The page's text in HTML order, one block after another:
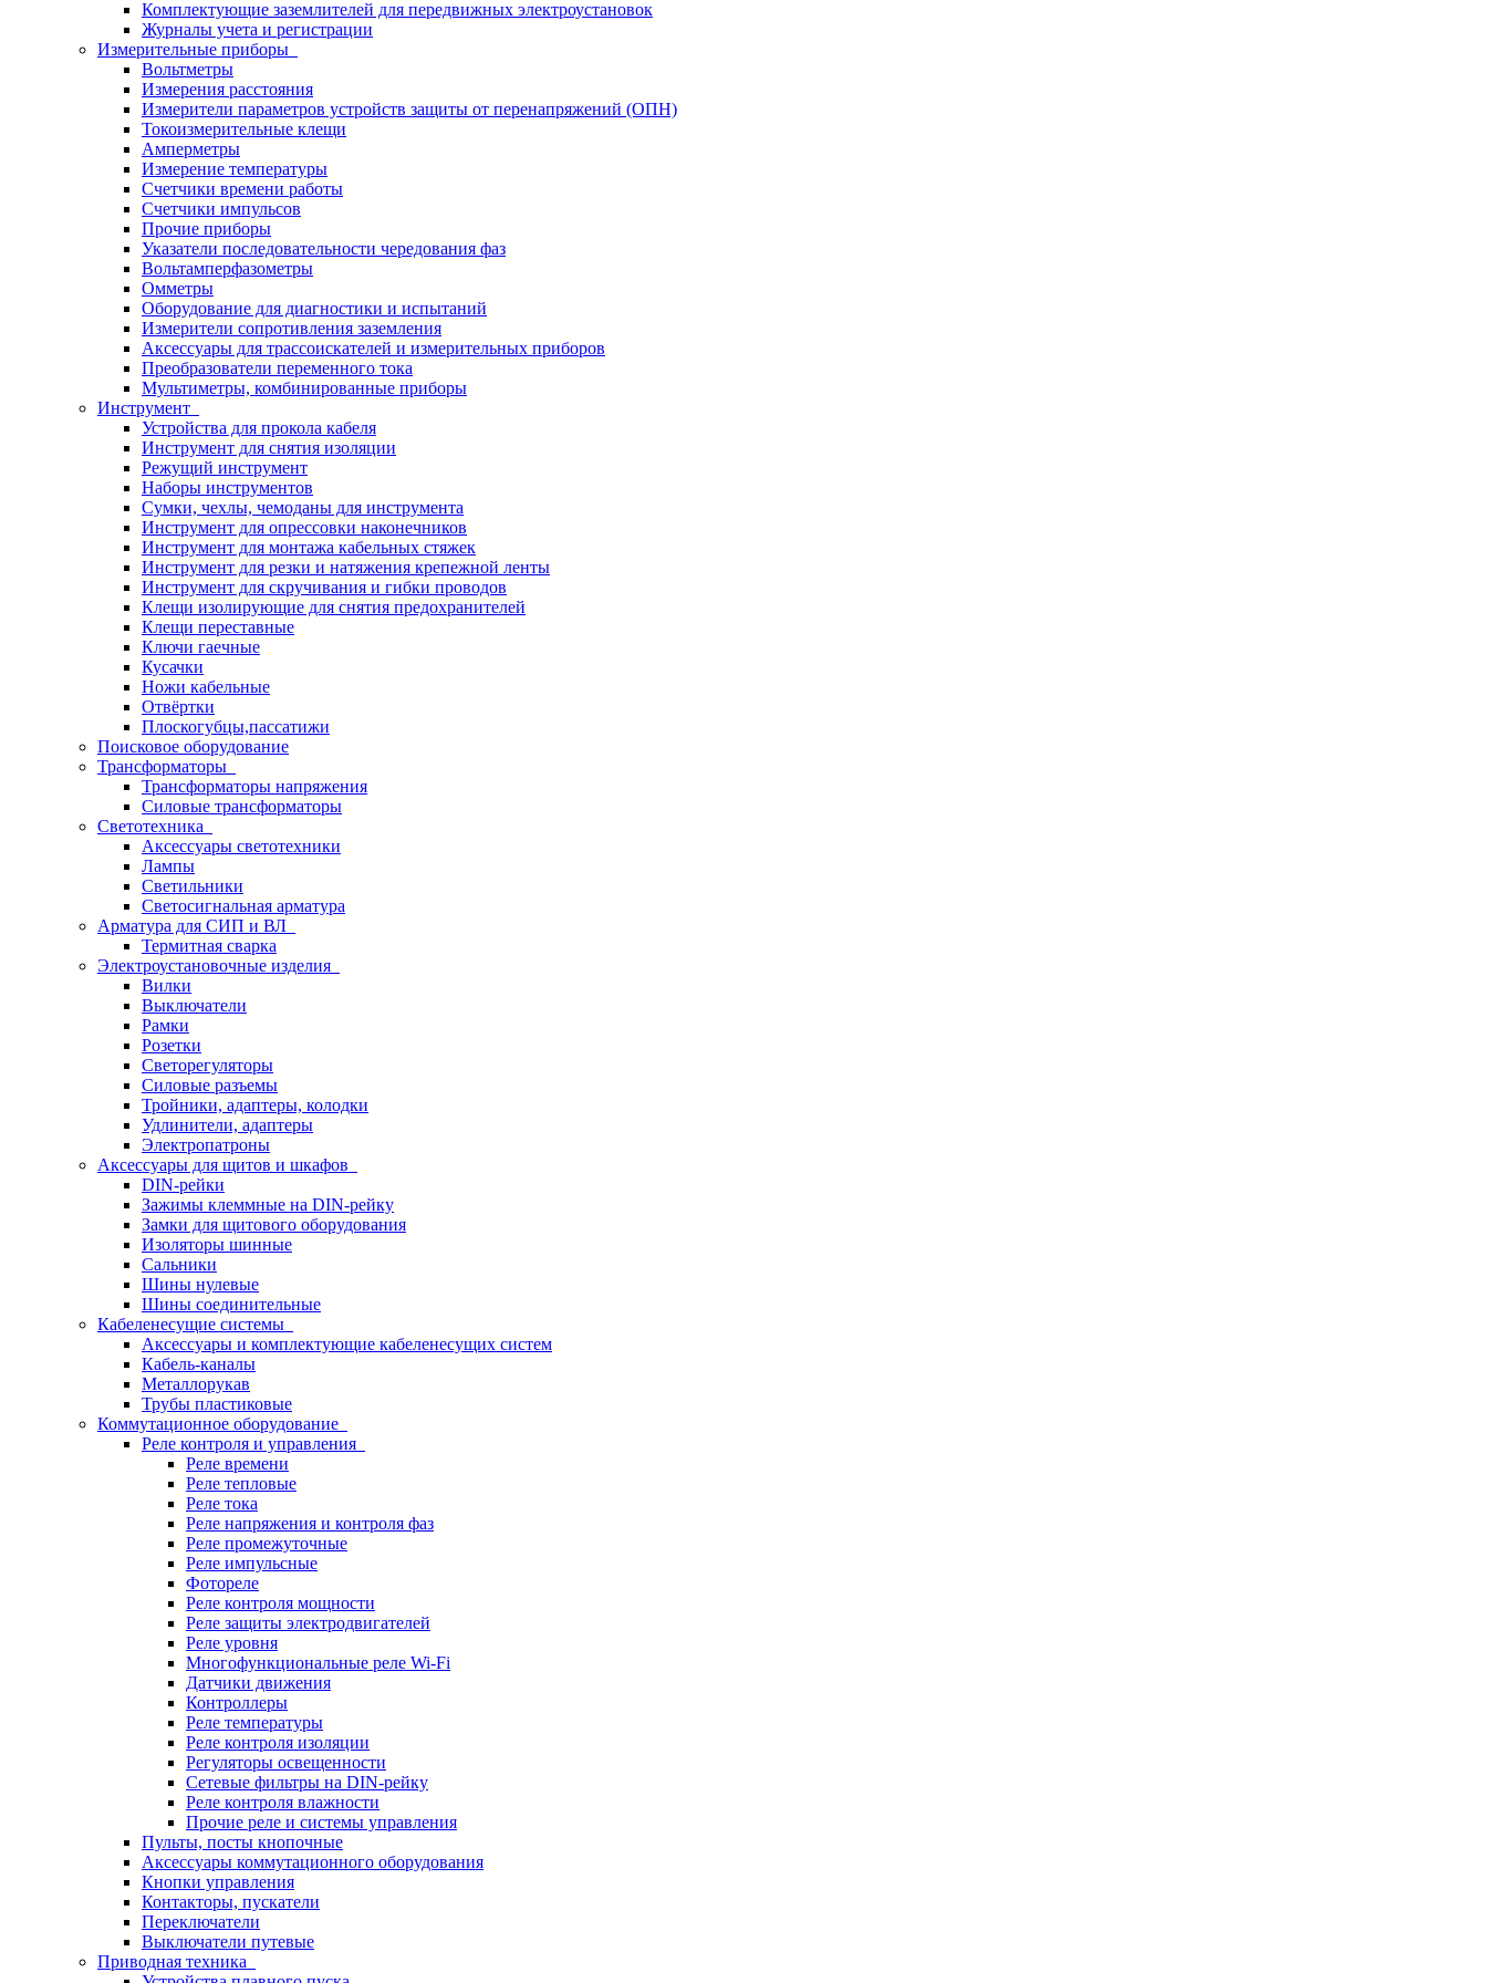
Комплектующие заземлителей для передвижных электроустановок
Журналы учета и регистрации
Измерительные приборы
Вольтметры
Измерения расстояния
Измерители параметров устройств защиты от перенапряжений (ОПН)
Токоизмерительные клещи
Амперметры
Измерение температуры
Счетчики времени работы
Счетчики импульсов
Прочие приборы
Указатели последовательности чередования фаз
Вольтамперфазометры
Омметры
Оборудование для диагностики и испытаний
Измерители сопротивления заземления
Аксессуары для трассоискателей и измерительных приборов
Преобразователи переменного тока
Мультиметры, комбинированные приборы
Инструмент
Устройства для прокола кабеля
Инструмент для снятия изоляции
Режущий инструмент
Наборы инструментов
Сумки, чехлы, чемоданы для инструмента
Инструмент для опрессовки наконечников
Инструмент для монтажа кабельных стяжек
Инструмент для резки и натяжения крепежной ленты
Инструмент для скручивания и гибки проводов
Клещи изолирующие для снятия предохранителей
Клещи переставные
Ключи гаечные
Кусачки
Ножи кабельные
Отвёртки
Плоскогубцы,пассатижи
Поисковое оборудование
Трансформаторы
Трансформаторы напряжения
Силовые трансформаторы
Светотехника
Аксессуары светотехники
Лампы
Светильники
Светосигнальная арматура
Арматура для СИП и ВЛ
Термитная сварка
Электроустановочные изделия
Вилки
Выключатели
Рамки
Розетки
Светорегуляторы
Силовые разъемы
Тройники, адаптеры, колодки
Удлинители, адаптеры
Электропатроны
Аксессуары для щитов и шкафов
DIN-рейки
Зажимы клеммные на DIN-рейку
Замки для щитового оборудования
Изоляторы шинные
Сальники
Шины нулевые
Шины соединительные
Кабеленесущие системы
Аксессуары и комплектующие кабеленесущих систем
Кабель-каналы
Металлорукав
Трубы пластиковые
Коммутационное оборудование
Реле контроля и управления
Реле времени
Реле тепловые
Реле тока
Реле напряжения и контроля фаз
Реле промежуточные
Реле импульсные
Фотореле
Реле контроля мощности
Реле защиты электродвигателей
Реле уровня
Многофункциональные реле Wi-Fi
Датчики движения
Контроллеры
Реле температуры
Реле контроля изоляции
Регуляторы освещенности
Сетевые фильтры на DIN-рейку
Реле контроля влажности
Прочие реле и системы управления
Пульты, посты кнопочные
Аксессуары коммутационного оборудования
Кнопки управления
Контакторы, пускатели
Переключатели
Выключатели путевые
Приводная техника